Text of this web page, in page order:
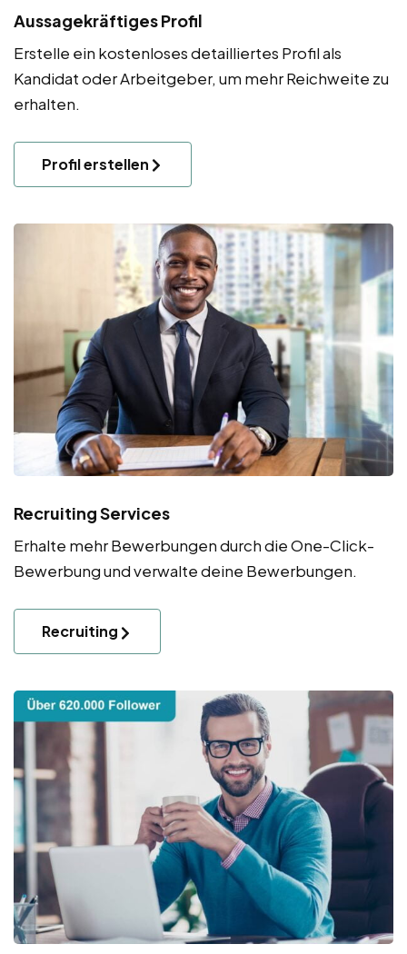
Aussagekräftiges Profil
Erstelle ein kostenloses detailliertes Profil als
Kandidat oder Arbeitgeber, um mehr Reichweite zu
erhalten.
Profil erstellen
Recruiting Services
Erhalte mehr Bewerbungen durch die One-Click-
Bewerbung und verwalte deine Bewerbungen.
Recruiting